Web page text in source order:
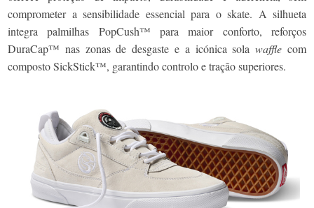
comprometer a sensibilidade essencial para o skate. A silhueta
integra palmilhas PopCush™ para maior conforto, reforços
DuraCap™ nas zonas de desgaste e a icónica solawaffle com
composto SickStick™, garantindo controlo e tração superiores.